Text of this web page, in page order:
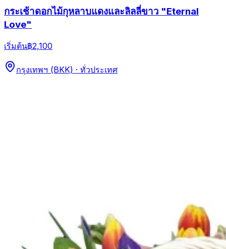
กระเช้าดอกไม้กุหลาบแดงและลิลลี่ขาว "Eternal
Love"
เริ่มต้น฿2,100
กรุงเทพฯ (BKK) · ทั่วประเทศ